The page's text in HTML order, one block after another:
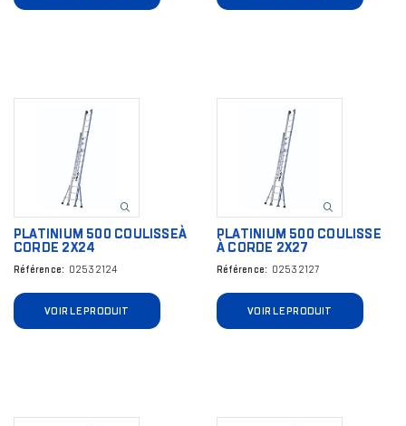
PLATINIUM 500 COULISSEÀ
CORDE 2X24
Référence 02532124
VOIR LE PRODUIT
PLATINIUM 500 COULISSE
À CORDE 2X27
Référence 02532127
VOIR LE PRODUIT